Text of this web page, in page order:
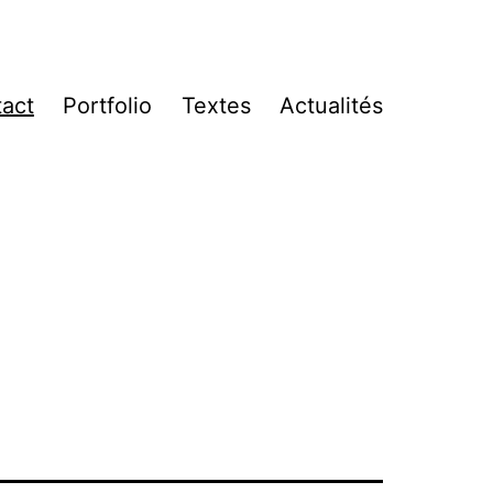
Portfolio Textes Actualités